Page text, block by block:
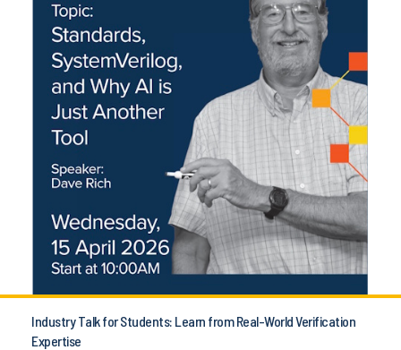
Industry Talk for Students: Learn from Real-World Verification
Expertise